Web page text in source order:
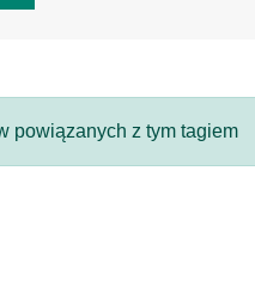
powiązanych z tym tagiem